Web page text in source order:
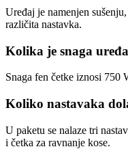
Uređaj je namenjen
različita nastavka.
Kolika je snaga
Snaga fen četke iznosi 750
Koliko nastavaka
U paketu se nalaze tri
i četka za ravnanje kose.